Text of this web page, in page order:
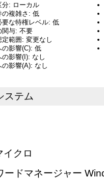
分: ローカル
の複雑さ: 低
要な特権レベル: 低
関与: 不要
定範囲: 変更なし
の影響(C): 低
の影響(I): なし
の影響(A): なし
ステム
イクロ
ードマネージャー